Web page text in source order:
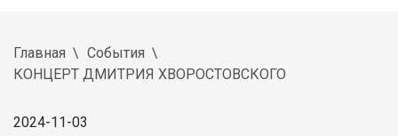
Главная
События
КОНЦЕРТ ДМИТРИЯ ХВОРОСТОВСКОГО
2024-11-03